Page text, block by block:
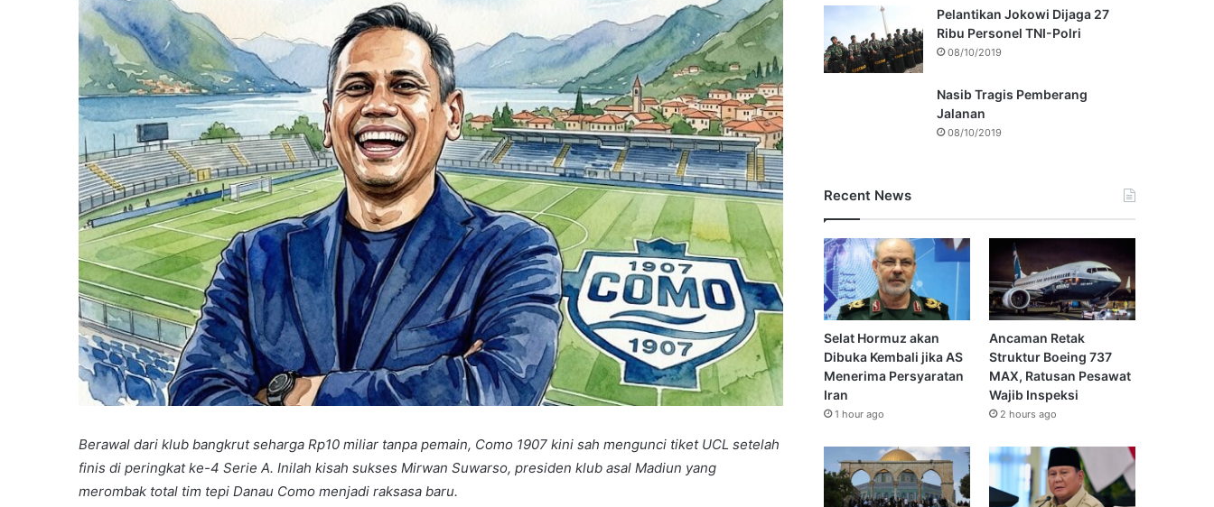
Berawal dari klub bangkrut seharga Rp10 miliar tanpa pemain, Como 1907 kini sah mengunci tiket UCL setelah
finis di peringkat ke-4 Serie A. Inilah kisah sukses Mirwan Suwarso, presiden klub asal Madiun yang
merombak total tim tepi Danau Como menjadi raksasa baru.
Pelantikan Jokowi Dijaga 27
Ribu Personel TNI-Polri
08/10/2019
Nasib Tragis Pemberang
Jalanan
08/10/2019
Recent News
Selat Hormuz akan
Dibuka Kembali jika AS
Menerima Persyaratan
Iran
1 hour ago
Ancaman Retak
Struktur Boeing 737
MAX, Ratusan Pesawat
Wajib Inspeksi
2 hours ago